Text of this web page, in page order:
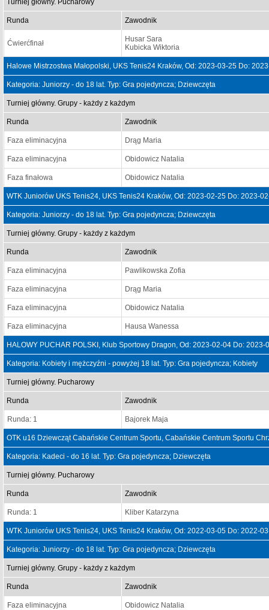
Turniej główny. Pucharowy
Runda Zawodnik
Ćwierćfinał
Husar Sara
Kubicka Wiktoria
Halowe Mistrzostwa Małopolski, UKS Tenis24 Kraków, Od: 2023-03-25 Do:
Kategoria: Juniorzy - do 18 lat. Typ: Gra pojedyncza; Dziewczęta
Turniej główny. Grupy - każdy z każdym
Runda Zawodnik
Faza eliminacyjna Drąg Maria
Faza eliminacyjna Obidowicz Natalia
Faza finałowa Obidowicz Natalia
WTK Juniorów UKS Tenis24, UKS Tenis24 Kraków, Od: 2023-02-25 Do: 2023-
Kategoria: Juniorzy - do 18 lat. Typ: Gra pojedyncza; Dziewczęta
Turniej główny. Grupy - każdy z każdym
Runda Zawodnik
Faza eliminacyjna Pawlikowska Zofia
Faza eliminacyjna Drąg Maria
Faza eliminacyjna Obidowicz Natalia
Faza eliminacyjna Hausa Wanessa
HALOWY PUCHAR POLSKI, Klub Sportowy Dragon, Od: 2023-02-04 Do: 2023-
Kategoria: Kobiety i mężczyźni - powyżej 18 lat. Typ: Gra pojedyncza; Kobiety
Turniej główny. Pucharowy
Runda Zawodnik
Runda: 1 Bajorek Maja
OTK u16 Dziewcząt Cabańskie Centrum Sportu, Cabańskie Centrum Sportu
Kategoria: Kadeci - do 16 lat. Typ: Gra pojedyncza; Dziewczęta
Turniej główny. Pucharowy
Runda Zawodnik
Runda: 1 Kliber Katarzyna
WTK Juniorów UKS Tenis24, UKS Tenis24 Kraków, Od: 2022-03-05 Do: 2022-
Kategoria: Juniorzy - do 18 lat. Typ: Gra pojedyncza; Dziewczęta
Turniej główny. Grupy - każdy z każdym
Runda Zawodnik
Faza eliminacyjna Obidowicz Natalia